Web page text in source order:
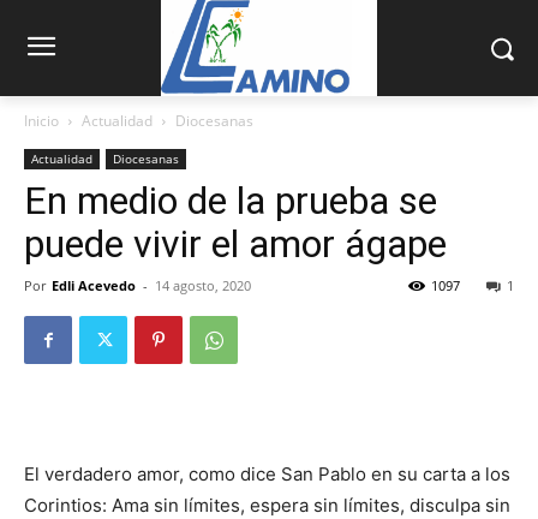
Inicio Actualidad Diocesanas
Actualidad Diocesanas
En medio de la prueba se
puede vivir el amor ágape
Por Edli Acevedo - 14 agosto, 2020 1
1097
El verdadero amor, como dice San Pablo en su carta a los
Co­rintios: Ama sin lími­tes, espera sin límites, disculpa sin